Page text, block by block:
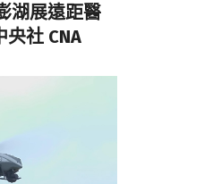
湖展遠距醫
社 CNA